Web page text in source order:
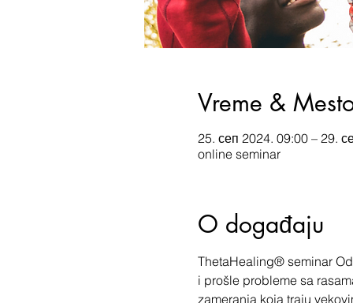
Vreme &
25. сеп 2024. 09:00 – 29.
online seminar
O događaju
ThetaHealing® seminar
i prošle probleme sa
zameranja koja traju